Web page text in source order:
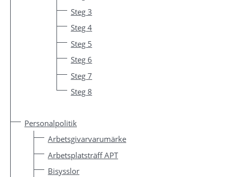
Steg 3
Steg 4
Steg 5
Steg 6
Steg 7
Steg 8
Personalpolitik
Arbetsgivarvarumärke
Arbetsplatsträff APT
Bisysslor